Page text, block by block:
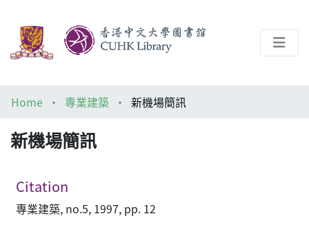
Architecture Library
Home 專業建築 新機場簡訊
新機場簡訊
Citation
專業建築, no.5, 1997, pp. 12